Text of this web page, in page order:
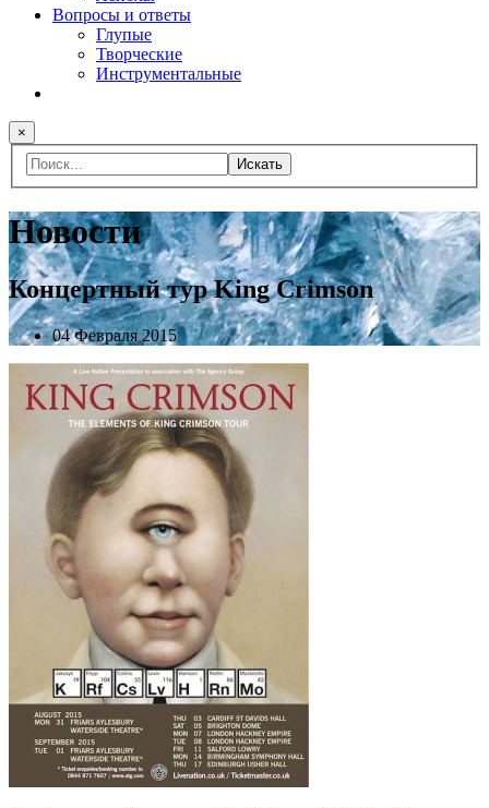
Вопросы и ответы
Глупые
Творческие
Инструментальные
×
Искать
Новости
Концертный тур King Crimson
04 Февраля 2015